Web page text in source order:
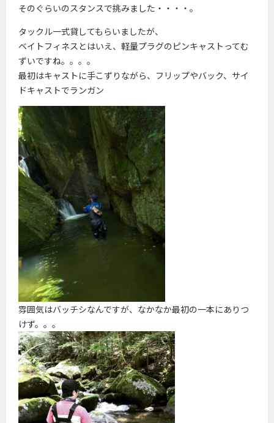
そのぐらいのスタンスで挑みました・・・・。
タックル一式貸してもらいましたが、
ベイトフィネスとはいえ、軽量プラグのピンキャストってむ
ずいですね。。。。
最初はキャストに手こずりながら、フリップやバック、サイ
ドキャストでランガン
雰囲気はバッチシなんですが、なかなか最初の一本にありつ
けず。。。